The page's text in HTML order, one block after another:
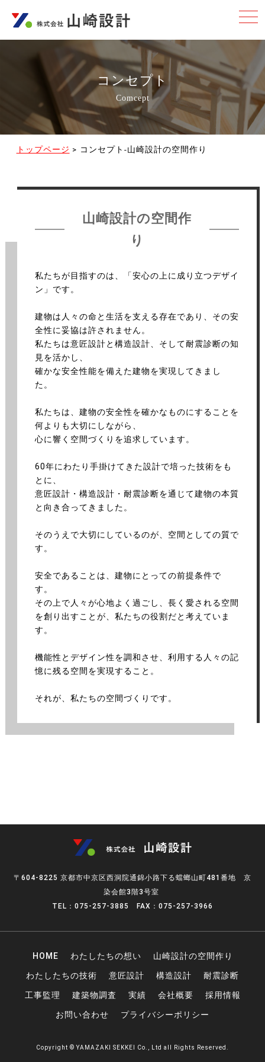
t
o
g
g
t
i
コンセプト
Comcept
トップページ > コンセプト-山崎設計の空間作り
山崎設計の空間作
り
私たちが目指すのは、「安心の上に成り立つデザイ
ン」です。
建物は人々の命と生活を支える存在であり、その安
全性に妥協は許されません。
私たちは意匠設計と構造設計、そして耐震診断の知
見を活かし、
確かな安全性能を備えた建物を実現してきまし
た。
私たちは、建物の安全性を確かなものにすることを
何よりも大切にしながら、
心に響く空間づくりを追求しています。
60年にわたり手掛けてきた設計で培った技術をも
とに、
意匠設計・構造設計・耐震診断を通じて建物の本質
と向き合ってきました。
そのうえで大切にしているのが、空間としての質で
す。
安全であることは、建物にとっての前提条件で
す。
その上で人々が心地よく過ごし、長く愛される空間
を創り出すことが、私たちの役割だと考えていま
す。
機能性とデザイン性を調和させ、利用する人々の記
憶に残る空間を実現すること。
それが、私たちの空間づくりです。
〒604-8225 京都市中京区西洞院通錦小路下る蟷螂山町481番地 京
染会館3階3号室
TEL：075-257-3885 FAX：075-257-3966
HOME わたしたちの想い 山崎設計の空間作り
わたしたちの技術 意匠設計 構造設計 耐震診断
工事監理 建築物調査 実績 会社概要 採用情報
お問い合わせ プライバシーポリシー
Copyright © YAMAZAKI SEKKEI Co., Ltd all Rights Reserved.